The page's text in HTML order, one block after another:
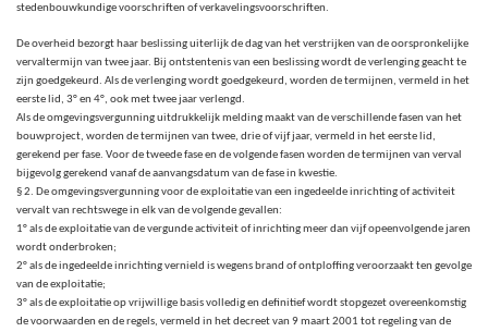
stedenbouwkundige voorschriften of verkavelingsvoorschriften.
De overheid bezorgt haar beslissing uiterlijk de dag van het verstrijken van de oorspronkelijke
vervaltermijn van twee jaar. Bij ontstentenis van een beslissing wordt de verlenging geacht te
zijn goedgekeurd. Als de verlenging wordt goedgekeurd, worden de termijnen, vermeld in het
eerste lid, 3° en 4°, ook met twee jaar verlengd.
Als de omgevingsvergunning uitdrukkelijk melding maakt van de verschillende fasen van het
bouwproject, worden de termijnen van twee, drie of vijf jaar, vermeld in het eerste lid,
gerekend per fase. Voor de tweede fase en de volgende fasen worden de termijnen van verval
bijgevolg gerekend vanaf de aanvangsdatum van de fase in kwestie.
§ 2. De omgevingsvergunning voor de exploitatie van een ingedeelde inrichting of activiteit
vervalt van rechtswege in elk van de volgende gevallen:
1° als de exploitatie van de vergunde activiteit of inrichting meer dan vijf opeenvolgende jaren
wordt onderbroken;
2° als de ingedeelde inrichting vernield is wegens brand of ontploffing veroorzaakt ten gevolge
van de exploitatie;
3° als de exploitatie op vrijwillige basis volledig en definitief wordt stopgezet overeenkomstig
de voorwaarden en de regels, vermeld in het decreet van 9 maart 2001 tot regeling van de